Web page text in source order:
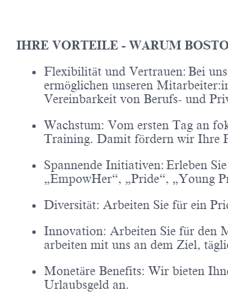
IHRE VORTEILE - WARUM
Flexibilität und Vertrauen: Bei
ermöglichen unseren
Vereinbarkeit von Berufs- und
Wachstum: Vom ersten Tag an
Training. Damit fördern wir Ihre
Spannende Initiativen: Erleben
„EmpowHer“, „Pride“, „Young
Diversität: Arbeiten Sie für ein
Innovation: Arbeiten Sie für den
arbeiten mit uns an dem Ziel,
Monetäre Benefits: Wir bieten
Urlaubsgeld an.